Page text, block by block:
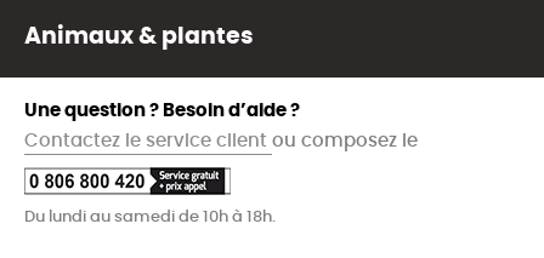
Animaux & plantes
Une question ? Besoin d’aide ?
Contactez le service client ou composez le
Du lundi au samedi de 10h à 18h.